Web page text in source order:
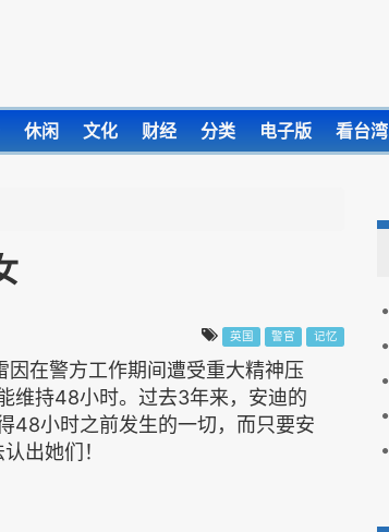
休闲 文化 财经 分类 电子版 看台湾
英国 警官 记忆
因在警方工作期间遭受重大精神压
维持48小时。过去3年来，安迪的
48小时之前发生的一切，而只要安
出她们！